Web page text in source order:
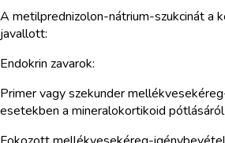
A metilprednizolon-nátrium-szukcinát a
javallott:
Endokrin zavarok:
Primer vagy szekunder
esetekben a mineralokortikoid